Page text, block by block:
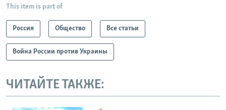
This item is part of
Россия Общество Все статьи
Война России против Украины
ЧИТАЙТЕ ТАКЖЕ: